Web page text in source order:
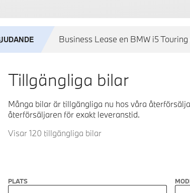
Business Lease en BMW i5
Tillgängliga bilar
Många bilar är tillgängliga nu hos våra
återförsäljaren för exakt leveranstid.
Visar 120 tillgängliga bilar
PLATS